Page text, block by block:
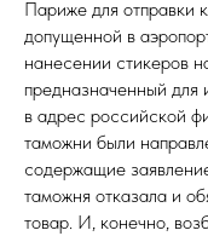
Париже для отправки
допущенной в
нанесении стикеров
предназначенный для
в адрес российской
таможни были
содержащие
таможня отказала и
товар. И, конечно,